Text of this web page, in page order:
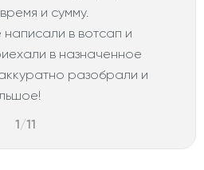
и сумму.
в вотсап и
в назначенное
разобрали и
1/11